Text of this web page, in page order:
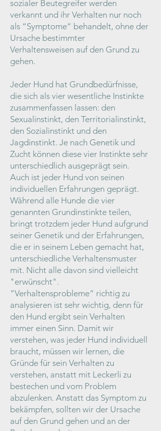
sozialer Beutegreifer werden
verkannt und ihr Verhalten nur noch
als “Symptome“ behandelt, ohne der
Ursache bestimmter
Verhaltensweisen auf den Grund zu
gehen.
Jeder Hund hat Grundbedürfnisse,
die sich als vier wesentliche Instinkte
zusammenfassen lassen: den
Sexualinstinkt, den Territorialinstinkt,
den Sozialinstinkt und den
Jagdinstinkt. Je nach Genetik und
Zucht können diese vier Instinkte sehr
unterschiedlich ausgeprägt sein.
Auch ist jeder Hund von seinen
individuellen Erfahrungen geprägt.
Während alle Hunde die vier
genannten Grundinstinkte teilen,
bringt trotzdem jeder Hund aufgrund
seiner Genetik und der Erfahrungen,
die er in seinem Leben gemacht hat,
unterschiedliche Verhaltensmuster
mit. Nicht alle davon sind vielleicht
"erwünscht".
“Verhaltensprobleme“ richtig zu
analysieren ist sehr wichtig, denn für
den Hund ergibt sein Verhalten
immer einen Sinn. Damit wir
verstehen, was jeder Hund individuell
braucht, müssen wir lernen, die
Gründe für sein Verhalten zu
verstehen, anstatt mit Leckerli zu
bestechen und vom Problem
abzulenken. Anstatt das Symptom zu
bekämpfen, sollten wir der Ursache
auf den Grund gehen und an der